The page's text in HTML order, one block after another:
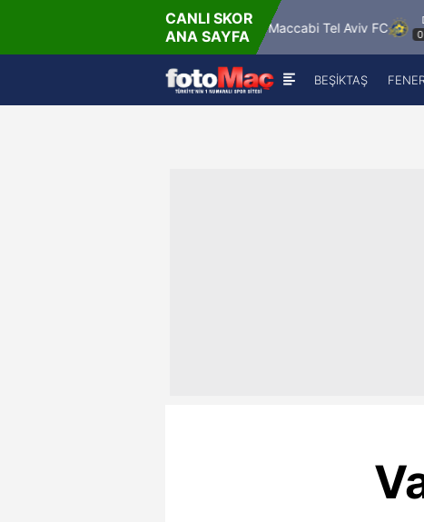
CANLI SKOR
ANA SAYFA
Glasgow Rangers Maccabi Tel Aviv FC
DA
0-2
BEŞİKTAŞ